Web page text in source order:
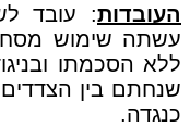
העובדות: עובד
עשתה שימוש מסחרי
ללא הסכמתו
שנחתם בין
כנגדה.